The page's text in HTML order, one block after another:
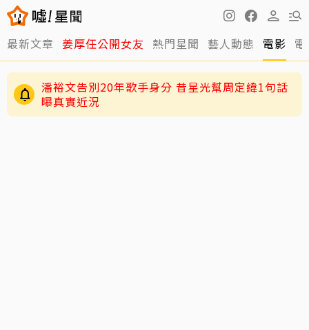
最新文章 姜厚任公開女友 熱門星聞 藝人動態 電影
潘裕文告別20年歌手身分 昔星光幫周定緯1句話
曝真實近況